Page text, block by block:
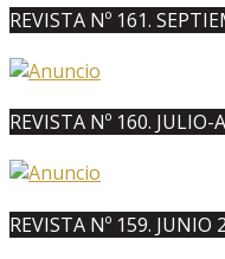
REVISTA Nº 161.
REVISTA Nº 160. JULIO-
REVISTA Nº 159. JUNIO